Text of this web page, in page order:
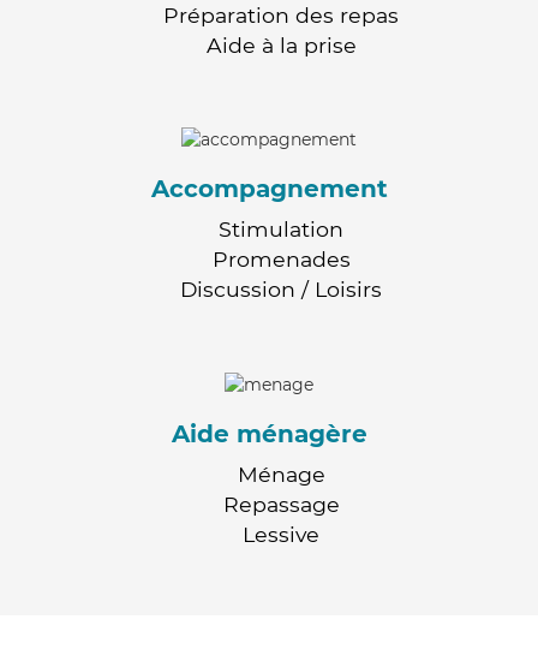
Préparation des repas
Aide à la prise
Accompagnement
Stimulation
Promenades
Discussion / Loisirs
Aide ménagère
Ménage
Repassage
Lessive